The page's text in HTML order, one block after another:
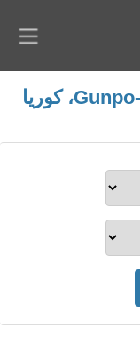
التعارف عبر الإنترنت مجانا Gunpo-si، كوريا